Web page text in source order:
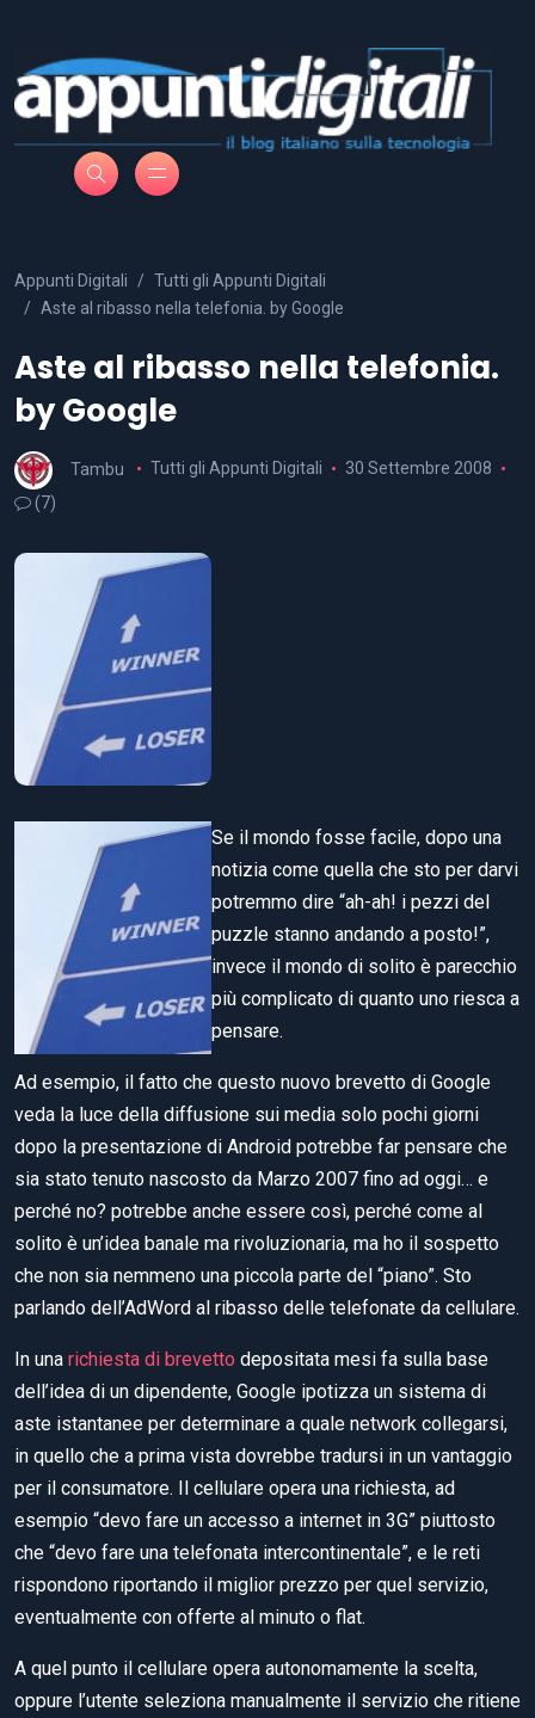
Appunti Digitali
Tutti gli Appunti Digitali
Aste al ribasso nella telefonia. by Google
Aste al ribasso nella telefonia.
by Google
Tambu Tutti gli Appunti Digitali
30 Settembre 2008
(7)
Se il mondo fosse facile, dopo una
notizia come quella che sto per darvi
potremmo dire “ah-ah! i pezzi del
puzzle stanno andando a posto!”,
invece il mondo di solito è parecchio
più complicato di quanto uno riesca a
pensare.
Ad esempio, il fatto che questo nuovo brevetto di Google
veda la luce della diffusione sui media solo pochi giorni
dopo la presentazione di Android potrebbe far pensare che
sia stato tenuto nascosto da Marzo 2007 fino ad oggi… e
perché no? potrebbe anche essere così, perché come al
solito è un’idea banale ma rivoluzionaria, ma ho il sospetto
che non sia nemmeno una piccola parte del “piano”. Sto
parlando dell’AdWord al ribasso delle telefonate da cellulare.
In una richiesta di brevetto depositata mesi fa sulla base
dell’idea di un dipendente, Google ipotizza un sistema di
aste istantanee per determinare a quale network collegarsi,
in quello che a prima vista dovrebbe tradursi in un vantaggio
per il consumatore. Il cellulare opera una richiesta, ad
esempio “devo fare un accesso a internet in 3G” piuttosto
che “devo fare una telefonata intercontinentale”, e le reti
rispondono riportando il miglior prezzo per quel servizio,
eventualmente con offerte al minuto o flat.
A quel punto il cellulare opera autonomamente la scelta,
oppure l’utente seleziona manualmente il servizio che ritiene